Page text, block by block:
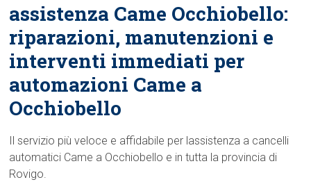
assistenza Came Occhiobello:
riparazioni, manutenzioni e
interventi immediati per
automazioni Came a
Occhiobello
Il servizio più veloce e affidabile per lassistenza a cancelli
automatici Came a Occhiobello e in tutta la provincia di
Rovigo.